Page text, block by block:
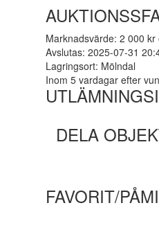
Marknadsvärde: 2 000 kr
Avslutas: 2025-07-31
Lagringsort: Mölndal
Inom 5 vardagar efter
DELA
FAVORIT/